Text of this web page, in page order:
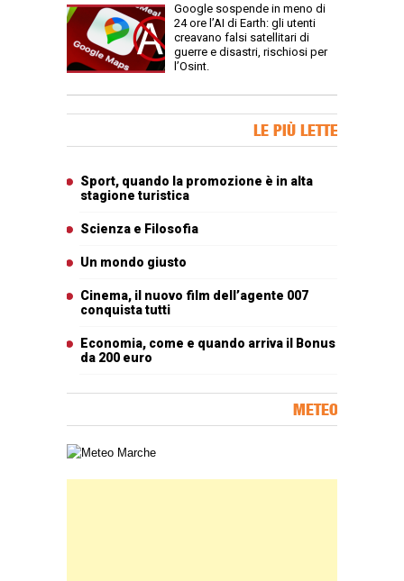
Google sospende in meno di
24 ore l’AI di Earth: gli utenti
creavano falsi satellitari di
guerre e disastri, rischiosi per
l’Osint.
LE PIÙ LETTE
Sport, quando la promozione è in alta
stagione turistica
Scienza e Filosofia
Un mondo giusto
Cinema, il nuovo film dell’agente 007
conquista tutti
Economia, come e quando arriva il Bonus
da 200 euro
METEO
Carta meteorologica delle Marche